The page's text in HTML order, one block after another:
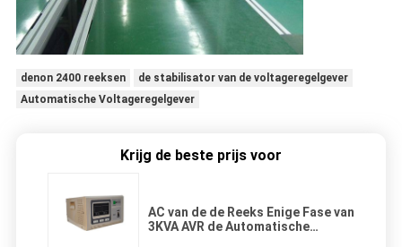
denon 2400 reeksen
de stabilisator van de voltageregelgever
Automatische Voltageregelgever
Krijg de beste prijs voor
AC van de de Reeks Enige Fase van
3KVA AVR de Automatische